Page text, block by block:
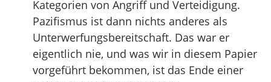
Kategorien von Angriff und Verteidigung.
Pazifismus ist dann nichts anderes als
Unterwerfungsbereitschaft. Das war er
eigentlich nie, und was wir in diesem Papier
vorgeführt bekommen, ist das Ende einer